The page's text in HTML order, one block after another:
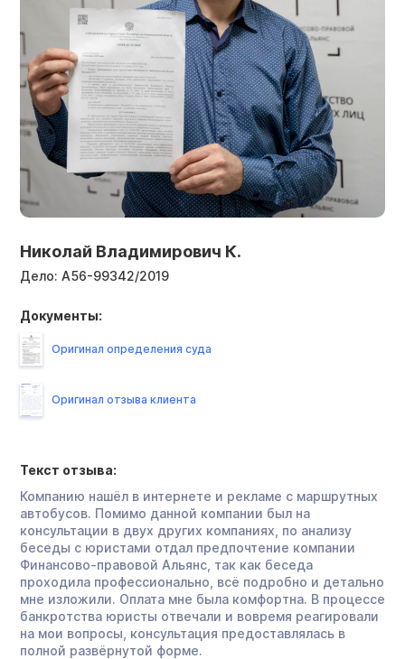
Николай Владимирович К.
Дело: А56-99342/2019
Текст отзыва:
Компанию нашёл в интернете и рекламе с маршрутных
автобусов. Помимо данной компании был на
консультации в двух других компаниях, по анализу
беседы с юристами отдал предпочтение компании
Финансово-правовой Альянс, так как беседа
проходила профессионально, всё подробно и детально
мне изложили. Оплата мне была комфортна. В процессе
банкротства юристы отвечали и вовремя реагировали
на мои вопросы, консультация предоставлялась в
полной развёрнутой форме.
Документы:
Оригинал определения суда
Оригинал отзыва клиента